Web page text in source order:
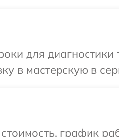
для диагностики
в мастерскую в
график